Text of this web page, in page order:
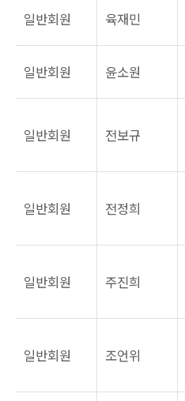
일반회원 육재민
일반회원 윤소원
일반회원 전보규
일반회원 전정희
일반회원 주진희
일반회원 조언위